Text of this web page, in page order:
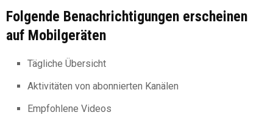
Folgende Benachrichtigungen erscheinen
auf Mobilgeräten
Tägliche Übersicht
Aktivitäten von abonnierten Kanälen
Empfohlene Videos